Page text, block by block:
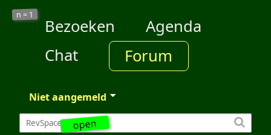
open
n = 1
Bezoeken
Agenda
Chat
Forum
Niet aangemeld